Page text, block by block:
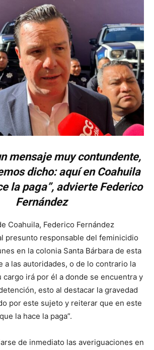
mensaje muy contundente,
dicho: aquí en Coahuila
la paga”, advierte Federico
Fernández
Coahuila, Federico Fernández
presunto responsable del feminicidio
en la colonia Santa Bárbara de esta
a las autoridades, o de lo contrario la
cargo irá por él a donde se encuentra y
esto al destacar la gravedad
por este sujeto y reiterar que en este
la hace la paga”.
de inmediato las averiguaciones en